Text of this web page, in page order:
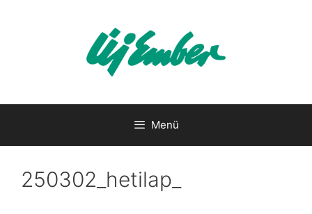
Menü
250302_hetilap_